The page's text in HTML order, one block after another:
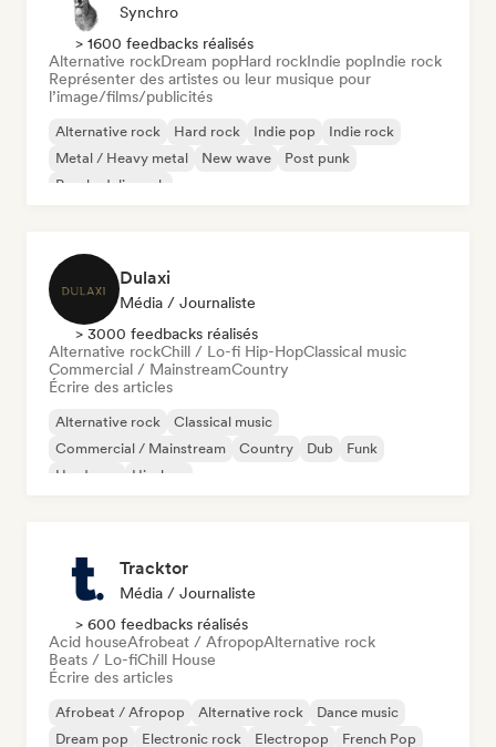
Synchro
> 1600 feedbacks réalisés
Alternative rockDream popHard rockIndie popIndie rock
Représenter des artistes ou leur musique pour
l’image/films/publicités
Alternative rock Hard rock Indie pop
Indie rock
Metal / Heavy metal
New wave
Post punk
Psychedelic rock
Dulaxi
Média / Journaliste
> 3000 feedbacks réalisés
Alternative rockChill / Lo-fi Hip-HopClassical music
Commercial / MainstreamCountry
Écrire des articles
Alternative rock
Classical music
Commercial / Mainstream
Country Dub
Funk
Hardcore
Hip-hop
Tracktor
Média / Journaliste
> 600 feedbacks réalisés
Acid houseAfrobeat / AfropopAlternative rock
Beats / Lo-fiChill House
Écrire des articles
Afrobeat / Afropop Alternative rock
Dance music
Dream pop
Electronic rock Electropop French Pop